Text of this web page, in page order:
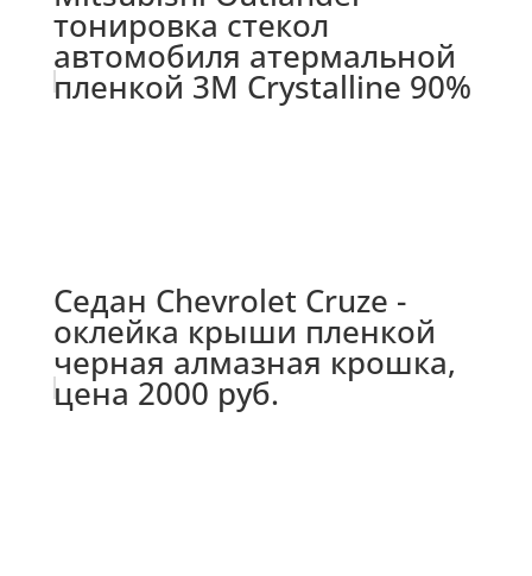
тонировка стекол
автомобиля атермальной
пленкой 3М Crystalline 90%
Седан Chevrolet Cruze -
оклейка крыши пленкой
черная алмазная крошка,
цена 2000 руб.